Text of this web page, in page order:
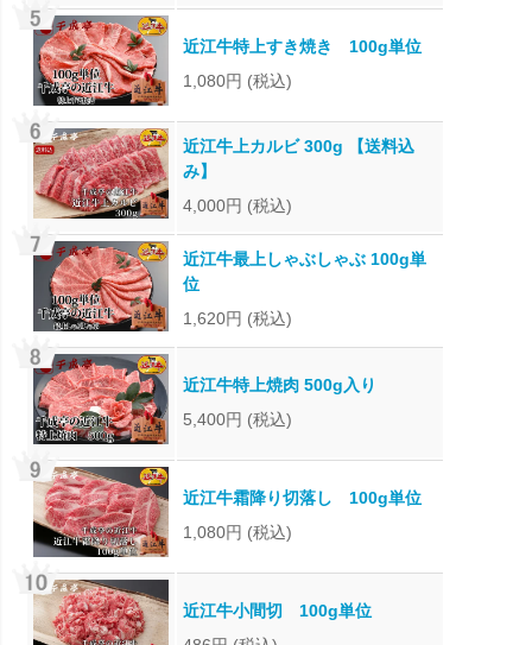
近江牛特上すき焼き 100g単位
1,080円 (税込)
近江牛上カルビ 300g 【送料込
み】
4,000円 (税込)
近江牛最上しゃぶしゃぶ 100g単
位
1,620円 (税込)
近江牛特上焼肉 500g入り
5,400円 (税込)
近江牛霜降り切落し 100g単位
1,080円 (税込)
近江牛小間切 100g単位